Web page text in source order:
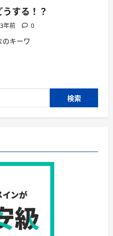
する！？
3年前 0
キーワ